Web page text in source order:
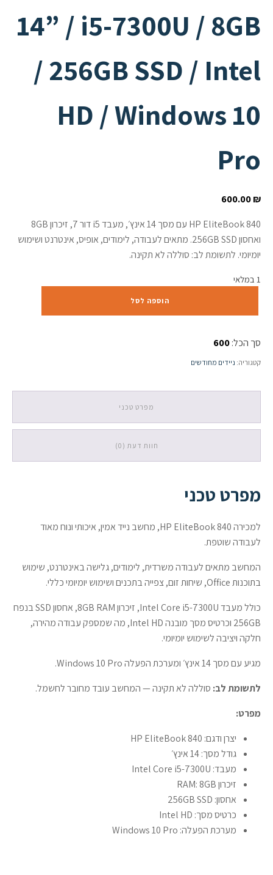
14” / i5-7300U / 8GB
/ 256GB SSD / Intel
HD / Windows 10
Pro
600.00₪
HP EliteBook 840 עם מסך 14 אינץ׳, מעבד i5 דור 7, זיכרון 8GB
ואחסון 256GB SSD. מתאים לעבודה, לימודים, אופיס, אינטרנט ושימוש
יומיומי. לתשומת לב: סוללה לא תקינה.
1 במלאי
840
/
7300U
/
/
/
Pro
הוספה לסל
סך הכל:600
קטגוריה: ניידים מחודשים
מפרט טכני
חוות דעת (0)
מפרט טכני
למכירה HP EliteBook 840, מחשב נייד אמין, איכותי ונוח מאוד
לעבודה שוטפת.
המחשב מתאים לעבודה משרדית, לימודים, גלישה באינטרנט, שימוש
בתוכנות Office, שיחות זום, צפייה בתכנים ושימוש יומיומי כללי.
כולל מעבד Intel Core i5-7300U, זיכרון 8GB RAM, אחסון SSD בנפח
256GB וכרטיס מסך מובנה Intel HD, מה שמספק עבודה מהירה,
חלקה ויציבה לשימוש יומיומי.
מגיע עם מסך 14 אינץ׳ ומערכת הפעלה Windows 10 Pro.
לתשומת לב: סוללה לא תקינה — המחשב עובד מחובר לחשמל.
מפרט:
יצרן ודגם: HP EliteBook 840
גודל מסך: 14 אינץ׳
מעבד: Intel Core i5-7300U
זיכרון RAM: 8GB
אחסון: 256GB SSD
כרטיס מסך: Intel HD
מערכת הפעלה: Windows 10 Pro